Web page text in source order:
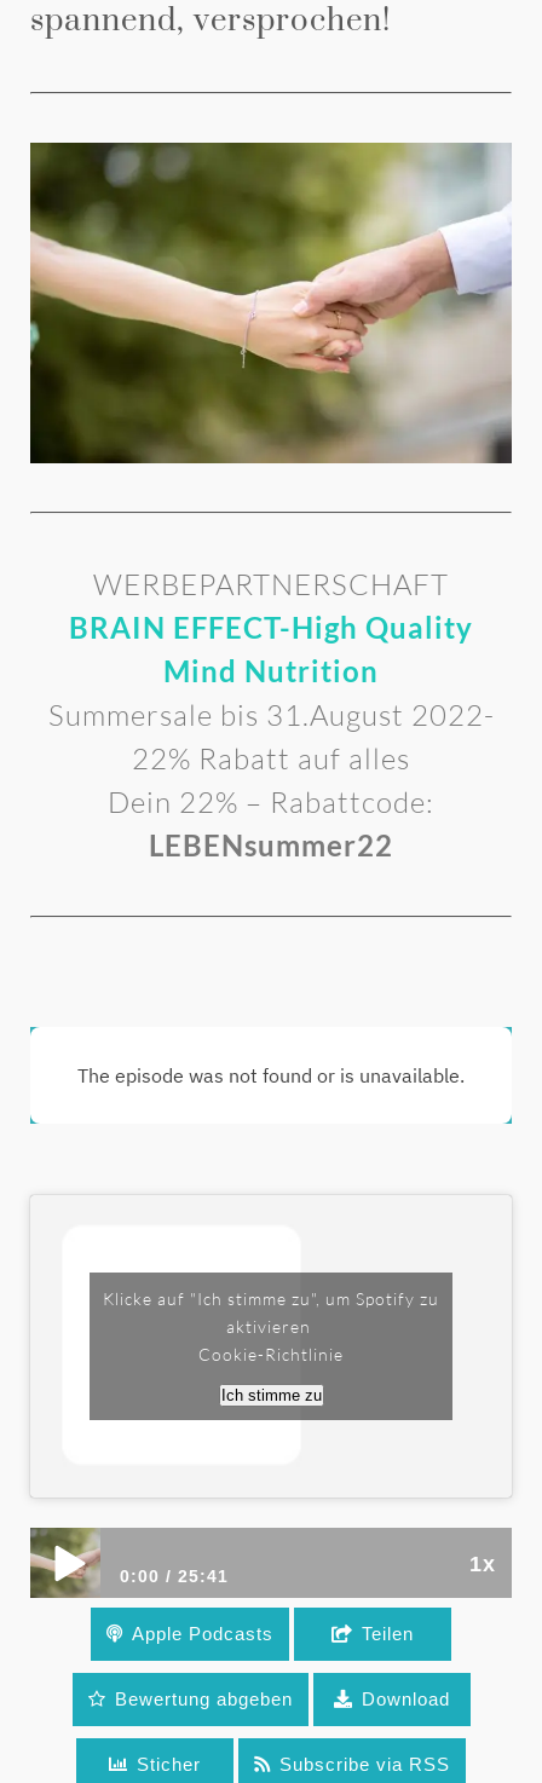
spannend, versprochen!
WERBEPARTNERSCHAFT
BRAIN EFFECT-High Quality
Mind Nutrition
Summersale bis 31.August 2022-
22% Rabatt auf alles
Dein 22% – Rabattcode:
LEBENsummer22
Klicke auf "Ich stimme zu", um Spotify zu
aktivieren
Cookie-Richtlinie
Ich stimme zu
1x
0:00 25:41
Liebe oder Pflicht? Das ist einer der
unterschätztesten Gründe für das Ende der
Liebe in Paar-Beziehungen (Podcast)
Apple Podcasts Teilen
Bewertung abgeben Download
Sticher Subscribe via RSS